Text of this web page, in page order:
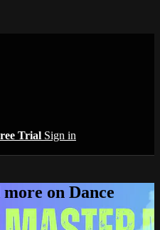
Trial Sign in
on Dance